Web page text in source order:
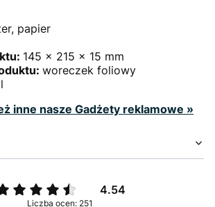
papier
145 x 215 x 15 mm
woreczek foliowy
inne nasze Gadżety reklamowe »
4.54
Liczba ocen: 251